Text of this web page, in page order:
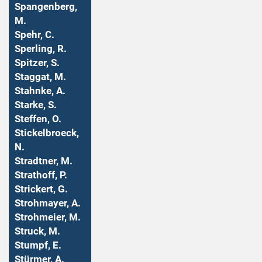
Spangenberg,
M.
Spehr, C.
Sperling, R.
Spitzer, S.
Staggat, M.
Stahnke, A.
Starke, S.
Steffen, O.
Stickelbroeck,
N.
Stradtner, M.
Strathoff, P.
Strickert, G.
Strohmayer, A.
Strohmeier, M.
Struck, M.
Stumpf, E.
Stürmer, A.